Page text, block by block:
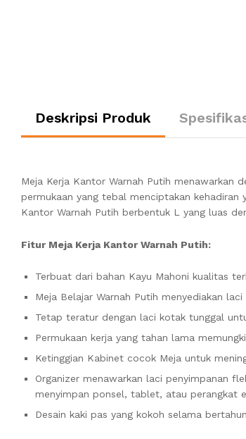
Deskripsi Produk
Meja Kerja Kantor Warnah Putih menawarkan
permukaan yang tebal menciptakan kehadiran
Kantor Warnah Putih berbentuk L yang luas
Fitur Meja Kerja Kantor Warnah Putih:
Terbuat dari bahan Kayu Mahoni kualitas
Meja Belajar Warnah Putih menyediakan
Tetap teratur dengan laci kotak tunggal
Permukaan kerja yang tahan lama
Ketinggian Kabinet cocok Meja untuk
Organizer menawarkan laci penyimpanan
menyimpan ponsel, tablet, atau perangkat
Desain kaki pas yang kokoh selama